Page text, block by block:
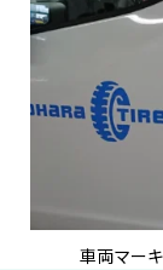
車両マー